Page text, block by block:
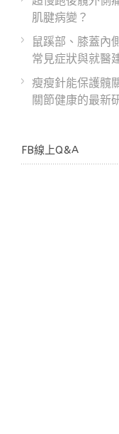
肌腱病變？
鼠蹊部、膝蓋內
常見症狀與就醫
瘦瘦針能保護髖
關節健康的最新
FB線上Q&A